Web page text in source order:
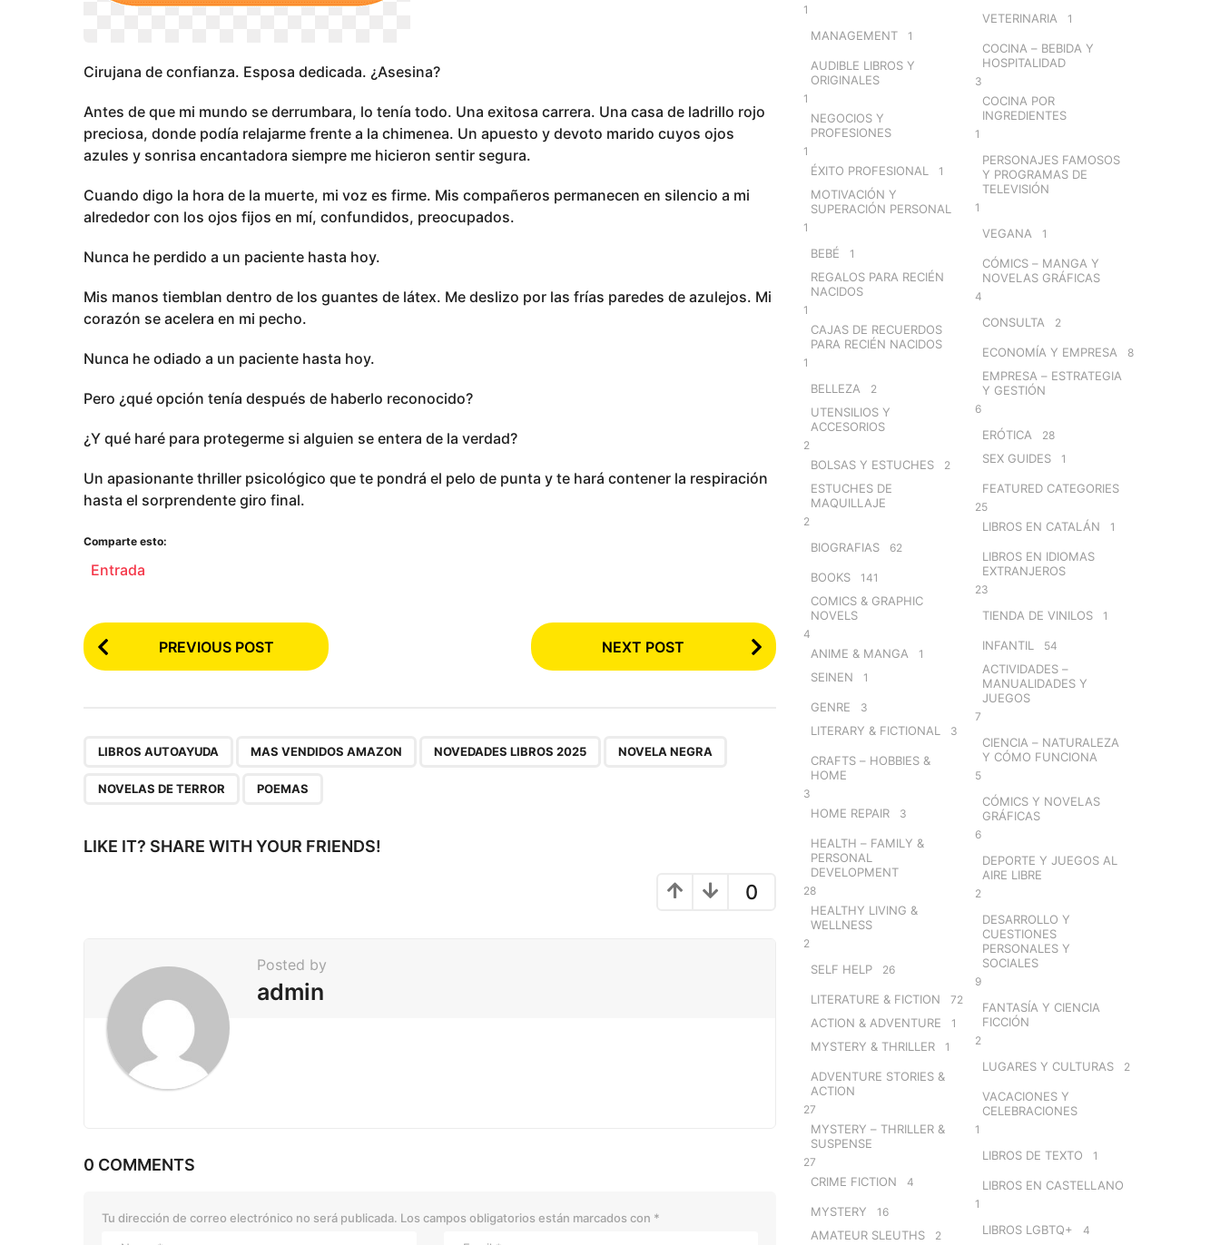
Cirujana de confianza. Esposa dedicada. ¿Asesina?
Antes de que mi mundo se derrumbara, lo tenía todo. Una exitosa carrera. Una casa de ladrillo rojo
preciosa, donde podía relajarme frente a la chimenea. Un apuesto y devoto marido cuyos ojos
azules y sonrisa encantadora siempre me hicieron sentir segura.
Cuando digo la hora de la muerte, mi voz es firme. Mis compañeros permanecen en silencio a mi
alrededor con los ojos fijos en mí, confundidos, preocupados.
Nunca he perdido a un paciente hasta hoy.
Mis manos tiemblan dentro de los guantes de látex. Me deslizo por las frías paredes de azulejos. Mi
corazón se acelera en mi pecho.
Nunca he odiado a un paciente hasta hoy.
Pero ¿qué opción tenía después de haberlo reconocido?
¿Y qué haré para protegerme si alguien se entera de la verdad?
Un apasionante thriller psicológico que te pondrá el pelo de punta y te hará contener la respiración
hasta el sorprendente giro final.
Comparte esto:
Entrada
P
o
P
i
PREVIOUS POST NEXT POST
LIBROS AUTOAYUDA MAS VENDIDOS AMAZON NOVEDADES LIBROS 2025 NOVELA NEGRA
NOVELAS DE TERROR POEMAS
LIKE IT? SHARE WITH YOUR FRIENDS!
0
Posted by
admin
0 COMMENTS
Tu dirección de correo electrónico no será publicada. Los campos obligatorios están marcados con *
1
MANAGEMENT 1
AUDIBLE LIBROS Y
ORIGINALES
1
NEGOCIOS Y
PROFESIONES
1
ÉXITO PROFESIONAL 1
MOTIVACIÓN Y
SUPERACIÓN PERSONAL
1
BEBÉ 1
REGALOS PARA RECIÉN
NACIDOS
1
CAJAS DE RECUERDOS
PARA RECIÉN NACIDOS
1
BELLEZA 2
UTENSILIOS Y
ACCESORIOS
2
BOLSAS Y ESTUCHES 2
ESTUCHES DE
MAQUILLAJE
2
BIOGRAFIAS 62
BOOKS 141
COMICS & GRAPHIC
NOVELS
4
ANIME & MANGA 1
SEINEN 1
GENRE 3
LITERARY & FICTIONAL 3
CRAFTS – HOBBIES &
HOME
3
HOME REPAIR 3
HEALTH – FAMILY &
PERSONAL
DEVELOPMENT
28
HEALTHY LIVING &
WELLNESS
2
SELF HELP 26
LITERATURE & FICTION 72
ACTION & ADVENTURE 1
MYSTERY & THRILLER 1
ADVENTURE STORIES &
ACTION
27
MYSTERY – THRILLER &
SUSPENSE
27
CRIME FICTION 4
MYSTERY 16
AMATEUR SLEUTHS 2
VETERINARIA 1
COCINA – BEBIDA Y
HOSPITALIDAD
3
COCINA POR
INGREDIENTES
1
PERSONAJES FAMOSOS
Y PROGRAMAS DE
TELEVISIÓN
1
VEGANA 1
CÓMICS – MANGA Y
NOVELAS GRÁFICAS
4
CONSULTA 2
ECONOMÍA Y EMPRESA 8
EMPRESA – ESTRATEGIA
Y GESTIÓN
6
ERÓTICA 28
SEX GUIDES 1
FEATURED CATEGORIES
25
LIBROS EN CATALÁN 1
LIBROS EN IDIOMAS
EXTRANJEROS
23
TIENDA DE VINILOS 1
INFANTIL 54
ACTIVIDADES –
MANUALIDADES Y
JUEGOS
7
CIENCIA – NATURALEZA
Y CÓMO FUNCIONA
5
CÓMICS Y NOVELAS
GRÁFICAS
6
DEPORTE Y JUEGOS AL
AIRE LIBRE
2
DESARROLLO Y
CUESTIONES
PERSONALES Y
SOCIALES
9
FANTASÍA Y CIENCIA
FICCIÓN
2
LUGARES Y CULTURAS 2
VACACIONES Y
CELEBRACIONES
1
LIBROS DE TEXTO 1
LIBROS EN CASTELLANO
1
LIBROS LGBTQ+ 4